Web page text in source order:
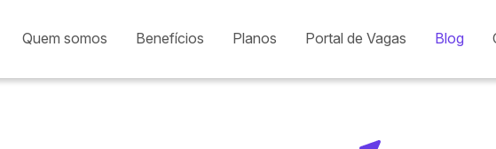
Quem somos Benefícios Planos Portal de Vagas Blog